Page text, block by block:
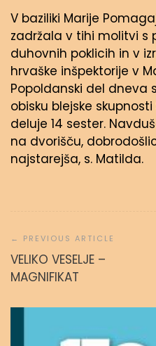
V baziliki Marije
zadržala v tihi molitvi s
duhovnih poklicih in v
hrvaške inšpektorije v
Popoldanski del dneva
obisku blejske
deluje 14 sester.
na dvorišču,
najstarejša, s. Matilda.
prispevka
VELIKO VESELJE –
MAGNIFIKAT